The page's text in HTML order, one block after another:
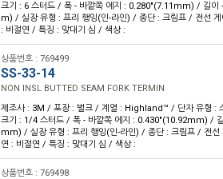
크기 : 6 스터드 / 폭 - 바깥쪽 에지 : 0.280"(7.11mm) / 길
m) / 실장 유형 : 프리 행잉(인-라인) / 종단 : 크림프 / 전선
: 비절연 / 특징 : 맞대기 심 / 색상 :
상품번호 : 769499
SS-33-14
NON INSL BUTTED SEAM FORK TERMIN
제조사 : 3M / 포장 : 벌크 / 계열 : Highland™ / 단자 유형 :
크기 : 1/4 스터드 / 폭 - 바깥쪽 에지 : 0.430"(10.92mm) /
mm) / 실장 유형 : 프리 행잉(인-라인) / 종단 : 크림프 / 전
연 : 비절연 / 특징 : 맞대기 심 / 색상 :
상품번호 : 769498